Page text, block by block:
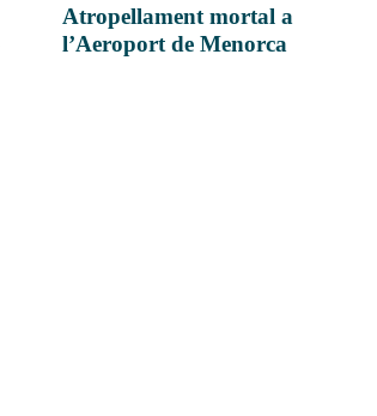
Atropellament mortal a
l’Aeroport de Menorca